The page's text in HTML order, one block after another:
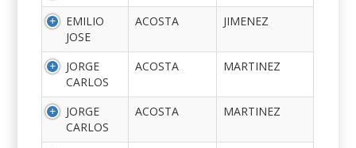
EMILIO
JOSE
ACOSTA JIMENEZ
JORGE
CARLOS
ACOSTA MARTINEZ
JORGE
CARLOS
ACOSTA MARTINEZ